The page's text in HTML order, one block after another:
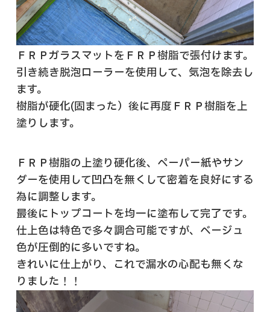
ＦＲＰガラスマットをＦＲＰ樹脂で張付けます。
引き続き脱泡ローラーを使用して、気泡を除去し
ます。
樹脂が硬化(固まった）後に再度ＦＲＰ樹脂を上
塗りします。
ＦＲＰ樹脂の上塗り硬化後、ペーパー紙やサン
ダーを使用して凹凸を無くして密着を良好にする
為に調整します。
最後にトップコートを均一に塗布して完了です。
仕上色は特色で多々調合可能ですが、ベージュ
色が圧倒的に多いですね。
きれいに仕上がり、これで漏水の心配も無くな
りました！！